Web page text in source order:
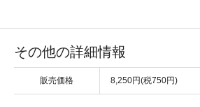
その他の詳細情報
販売価格 8,250円(税750円)